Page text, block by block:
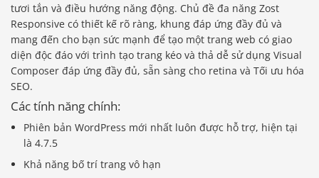
tươi tắn và điều hướng năng động. Chủ đề đa năng Zost
Responsive có thiết kế rõ ràng, khung đáp ứng đầy đủ và
mang đến cho bạn sức mạnh để tạo một trang web có giao
diện độc đáo với trình tạo trang kéo và thả dễ sử dụng Visual
Composer đáp ứng đầy đủ, sẵn sàng cho retina và Tối ưu hóa
SEO.
Các tính năng chính:
Phiên bản WordPress mới nhất luôn được hỗ trợ, hiện tại
là 4.7.5
Khả năng bố trí trang vô hạn